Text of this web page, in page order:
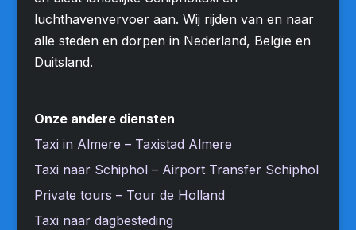
luchthavenvervoer aan. Wij rijden van en naar
alle steden en dorpen in Nederland, Belgïe en
Duitsland.
Onze andere diensten
Taxi in Almere – Taxistad Almere
Taxi naar Schiphol – Airport Transfer Schiphol
Private tours – Tour de Holland
Taxi naar dagbesteding